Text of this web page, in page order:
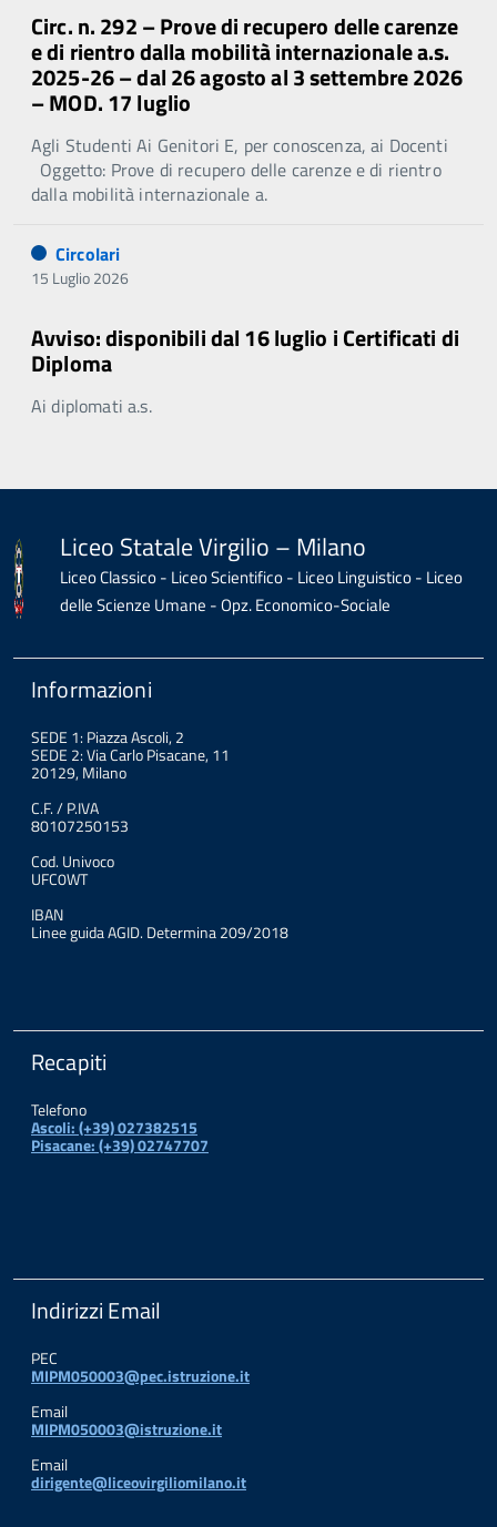
Circ. n. 292 – Prove di recupero delle carenze
e di rientro dalla mobilità internazionale a.s.
2025-26 – dal 26 agosto al 3 settembre 2026
– MOD. 17 luglio
Agli Studenti Ai Genitori E, per conoscenza, ai Docenti
Oggetto: Prove di recupero delle carenze e di rientro
dalla mobilità internazionale a.
Circolari
15 Luglio 2026
Avviso: disponibili dal 16 luglio i Certificati di
Diploma
Ai diplomati a.s.
Liceo Statale Virgilio – Milano
Liceo Classico - Liceo Scientifico - Liceo Linguistico - Liceo
delle Scienze Umane - Opz. Economico-Sociale
Informazioni
SEDE 1: Piazza Ascoli, 2
SEDE 2: Via Carlo Pisacane, 11
20129, Milano
C.F. / P.IVA
80107250153
Cod. Univoco
UFC0WT
IBAN
Linee guida AGID. Determina 209/2018
Recapiti
Telefono
Ascoli: (+39) 027382515
Pisacane: (+39) 02747707
Indirizzi Email
PEC
MIPM050003@pec.istruzione.it
Email
MIPM050003@istruzione.it
Email
dirigente@liceovirgiliomilano.it